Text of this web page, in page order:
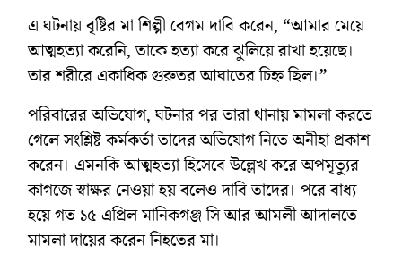
এ ঘটনায় বৃষ্টির মা শিল্পী বেগম দাবি করেন, “আমার মেয়ে
আত্মহত্যা করেনি, তাকে হত্যা করে ঝুলিয়ে রাখা হয়েছে।
তার শরীরে একাধিক গুরুতর আঘাতের চিহ্ন ছিল।”
পরিবারের অভিযোগ, ঘটনার পর তারা থানায় মামলা করতে
গেলে সংশ্লিষ্ট কর্মকর্তা তাদের অভিযোগ নিতে অনীহা প্রকাশ
করেন। এমনকি আত্মহত্যা হিসেবে উল্লেখ করে অপমৃত্যুর
কাগজে স্বাক্ষর নেওয়া হয় বলেও দাবি তাদের। পরে বাধ্য
হয়ে গত ১৫ এপ্রিল মানিকগঞ্জ সি আর আমলী আদালতে
মামলা দায়ের করেন নিহতের মা।